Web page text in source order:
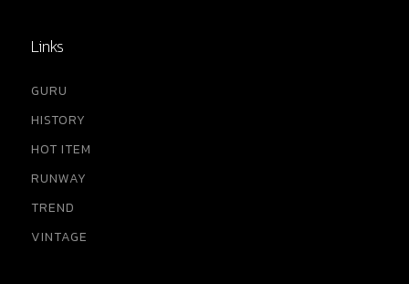
Links
GURU
HISTORY
HOT ITEM
RUNWAY
TREND
VINTAGE